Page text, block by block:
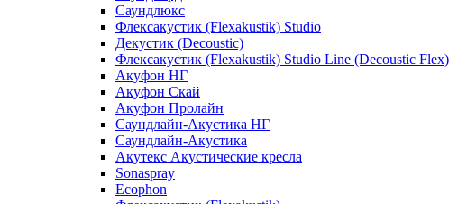
Саундлюкс
Флексакустик (Flexakustik) Studio
Декустик (Decoustic)
Флексакустик (Flexakustik) Studio Line (Decoustic Flex)
Акуфон НГ
Акуфон Скай
Акуфон Пролайн
Саундлайн-Акустика НГ
Саундлайн-Акустика
Акутекс Акустические кресла
Sonaspray
Ecophon